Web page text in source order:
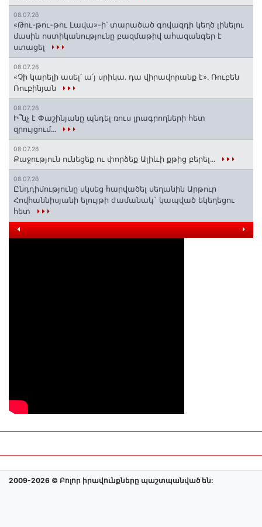
08.07.26
«Թու-թու-թու Լավա»-ի՝ տարածած գովազդի կեղծ լինելու
մասին ոստիկանությունը բազմաթիվ ահազանգեր է
ստացել
08.07.26
«Չի կարելի ասել՝ ա՛յ սրիկա․ դա վիրավորանք է»․ Ռուբեն
Ռուբինյան
08.07.26
Ի՞նչ է Փաշինյանը պնդել ռուս լրագրողների հետ
զրույցում․․․
08.07.26
Քաջություն ունեցեք ու փորձեք Ալիևի քթից բերել․․․
08.07.26
Ընդդիմությունը սկսեց հարվածել սեղանին Արթուր
Հովհաննիսյանի ելույթի ժամանակ` կապված եկեղեցու
հետ
2009-2026 © Բոլոր իրավունքները պաշտպանված են: